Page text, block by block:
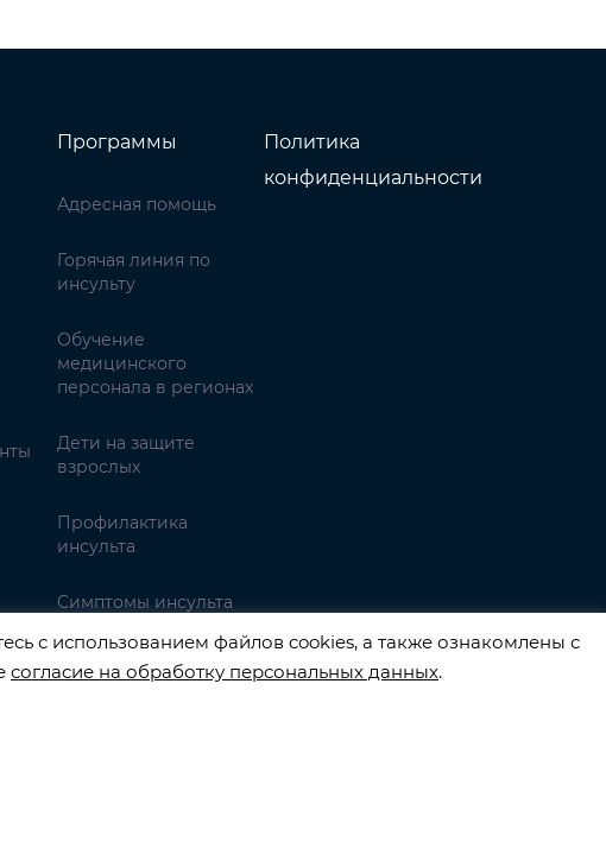
Программы
Адресная помощь
Горячая линия по
инсульту
Обучение
медицинского
персонала в регионах
Дети на защите
взрослых
Профилактика
инсульта
Симптомы инсульта
Политика
конфиденциальности
133540
с использованием файлов cookies, а также ознакомлены с
согласие на обработку персональных данных.